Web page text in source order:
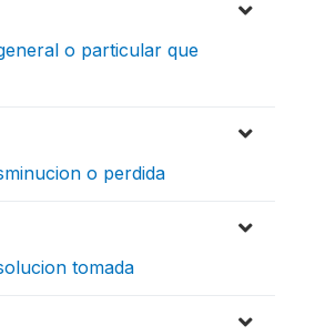
o particular que
o perdida
tomada